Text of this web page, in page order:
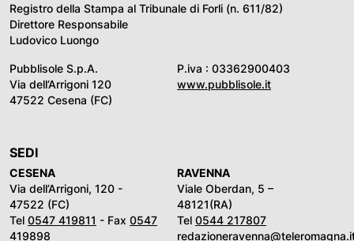
Registro della Stampa al Tribunale di Forli (n. 611/82)
Direttore Responsabile
Ludovico Luongo
Pubblisole S.p.A.
Via dell’Arrigoni 120
47522 Cesena (FC)
P.iva : 03362900403
www.pubblisole.it
SEDI
CESENA
Via dell’Arrigoni, 120 -
47522 (FC)
Tel 0547 419811 - Fax 0547
419898
RAVENNA
Viale Oberdan, 5 –
48121(RA)
Tel 0544 217807